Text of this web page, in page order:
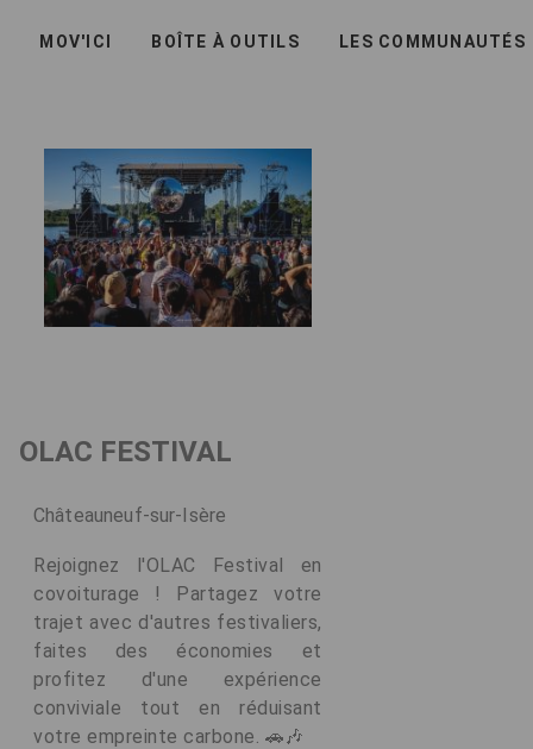
ACCUEIL
MOV'ICI BOÎTE À OUTILS LES COMMUNAUTÉS
OLAC FESTIVAL
Châteauneuf-sur-Isère
Rejoignez l'OLAC Festival en
covoiturage ! Partagez votre
trajet avec d'autres festivaliers,
faites des économies et
profitez d'une expérience
conviviale tout en réduisant
votre empreinte carbone. 🚗🎶